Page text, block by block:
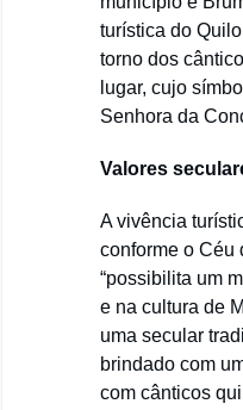
turística do
torno dos
lugar, cujo
Senhora da
Valores
A vivência
conforme o Céu
“possibilita um
e na cultura de
uma secular
brindado com
com cânticos